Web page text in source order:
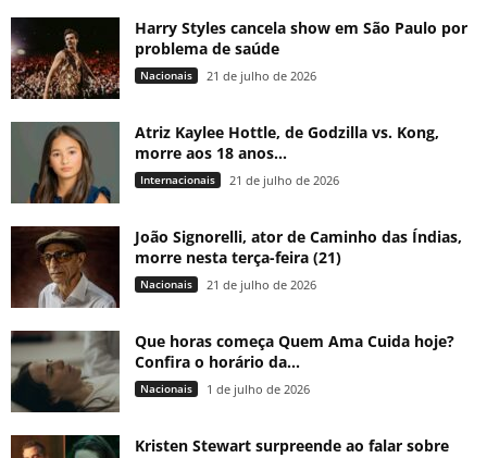
Harry Styles cancela show em São Paulo por
problema de saúde
Nacionais 21 de julho de 2026
Atriz Kaylee Hottle, de Godzilla vs. Kong,
morre aos 18 anos...
Internacionais 21 de julho de 2026
João Signorelli, ator de Caminho das Índias,
morre nesta terça-feira (21)
Nacionais 21 de julho de 2026
Que horas começa Quem Ama Cuida hoje?
Confira o horário da...
Nacionais 1 de julho de 2026
Kristen Stewart surpreende ao falar sobre